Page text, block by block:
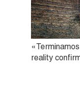
reality